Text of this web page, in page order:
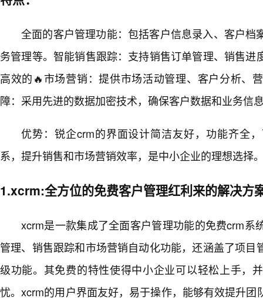
全面的客户管理功能：包括客户信息录入、客户档
务管理等。智能销售跟踪：支持销售订单管理、销售进
高效的🔥市场营销：提供市场活动管理、客户分析、
障：采用先进的数据加密技术，确保客户数据和业务信
优势：锐企crm的界面设计简洁友好，功能齐全
系，提升销售和市场营销效率，是中小企业的理想选择
1.xcrm:全方位的免费客户管理红利来的解决方
xcrm是一款集成了全面客户管理功能的免费crm系
管理、销售跟踪和市场营销自动化功能，还涵盖了项目
级功能。其免费的特性使得中小企业可以轻松上手，
忧。xcrm的用户界面友好，易于操作，能够有效提升